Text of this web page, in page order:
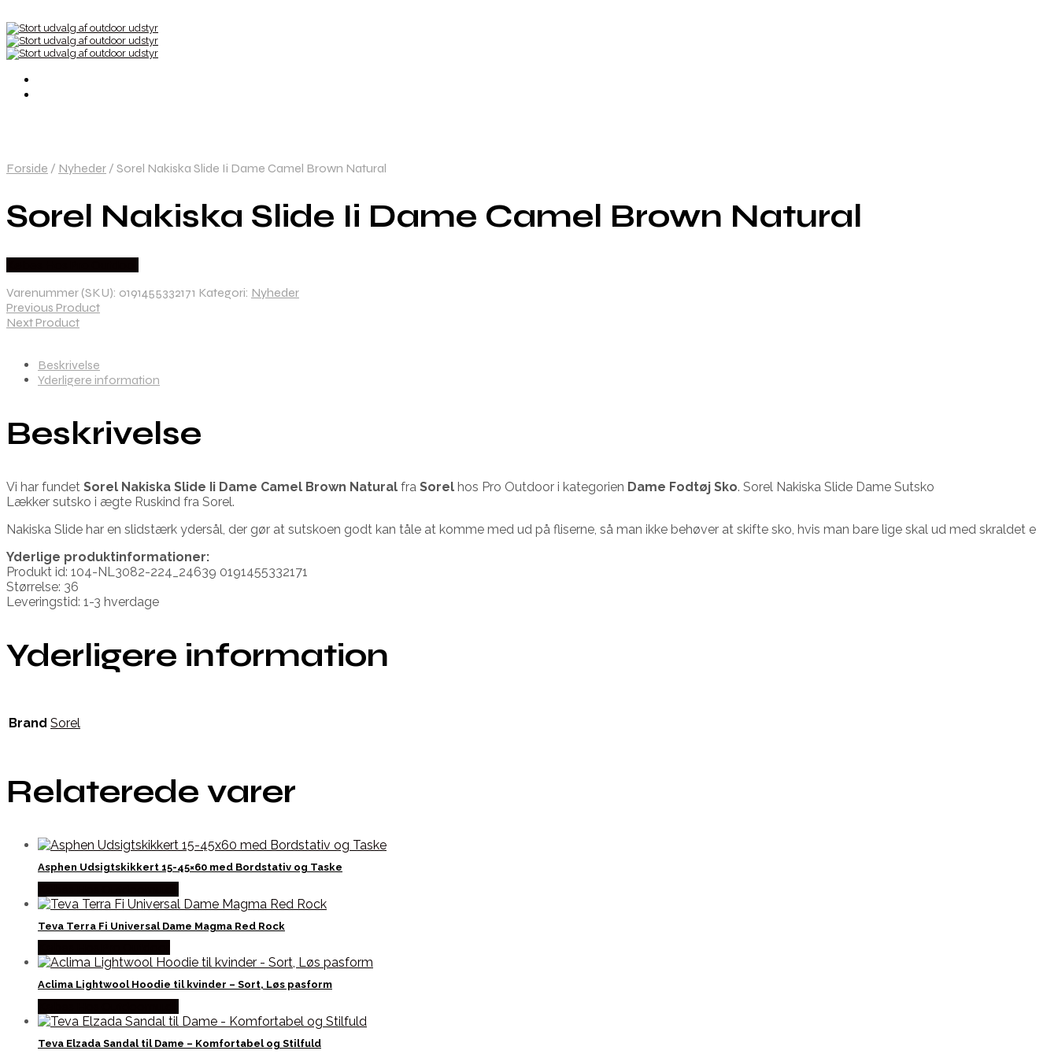
Forside / Nyheder / Sorel Nakiska Slide Ii Dame Camel Brown Natural
Sorel Nakiska Slide Ii Dame Camel Brown Natural
Varenummer (SKU): 0191455332171 Kategori: Nyheder
Previous Product
Next Product
Beskrivelse
Yderligere information
Beskrivelse
Vi har fundet Sorel Nakiska Slide Ii Dame Camel Brown Natural fra Sorel hos Pro Outdoor i kategorien Dame Fodtøj Sko. Sorel Nakiska Slide Dame Sutsko
Lækker sutsko i ægte Ruskind fra Sorel.
Nakiska Slide har en slidstærk ydersål, der gør at sutskoen godt kan tåle at komme med ud på fliserne, så man ikke behøver at skifte sko, hvis man bare lige skal ud med skraldet e
Yderlige produktinformationer:
Produkt id: 104-NL3082-224_24639 0191455332171
Størrelse: 36
Leveringstid: 1-3 hverdage
Yderligere information
Brand Sorel
Relaterede varer
Asphen Udsigtskikkert 15-45×60 med Bordstativ og Taske
Teva Terra Fi Universal Dame Magma Red Rock
Aclima Lightwool Hoodie til kvinder – Sort, Løs pasform
Teva Elzada Sandal til Dame – Komfortabel og Stilfuld